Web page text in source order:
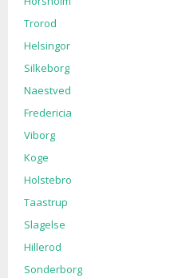
Trorod
Helsingor
Silkeborg
Naestved
Fredericia
Viborg
Koge
Holstebro
Taastrup
Slagelse
Hillerod
Sonderborg